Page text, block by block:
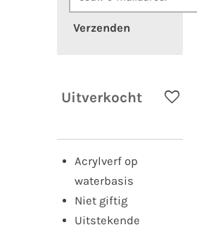
Verzenden
Uitverkocht
Acrylverf op
waterbasis
Niet giftig
Uitstekende